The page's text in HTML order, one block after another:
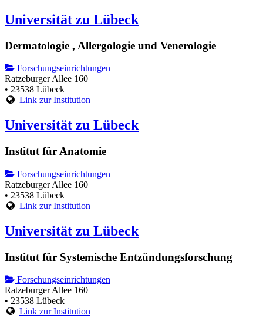
Universität zu Lübeck
Dermatologie , Allergologie und Venerologie
Forschungseinrichtungen
Ratzeburger Allee 160
• 23538 Lübeck
Link zur Institution
Universität zu Lübeck
Institut für Anatomie
Forschungseinrichtungen
Ratzeburger Allee 160
• 23538 Lübeck
Link zur Institution
Universität zu Lübeck
Institut für Systemische Entzündungsforschung
Forschungseinrichtungen
Ratzeburger Allee 160
• 23538 Lübeck
Link zur Institution